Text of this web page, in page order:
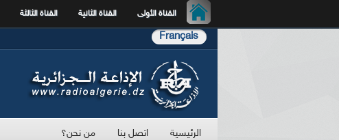
القناة الأولى القناة الثانية القناة الثالثة
Français
الرئيسية اتصل بنا من نحن؟